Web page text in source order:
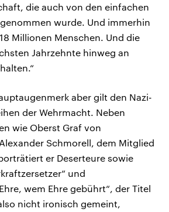
die auch von den einfachen
wurde. Und immerhin
Millionen Menschen. Und die
Jahrzehnte hinweg an
aber gilt den Nazi-
der Wehrmacht. Neben
wie Oberst Graf von
Schmorell, dem Mitglied
er Deserteure sowie
und
wem Ehre gebührt“, der Titel
nicht ironisch gemeint,